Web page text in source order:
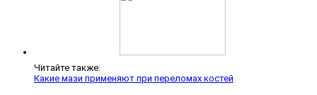
Читайте также:
Какие мази применяют при переломах костей